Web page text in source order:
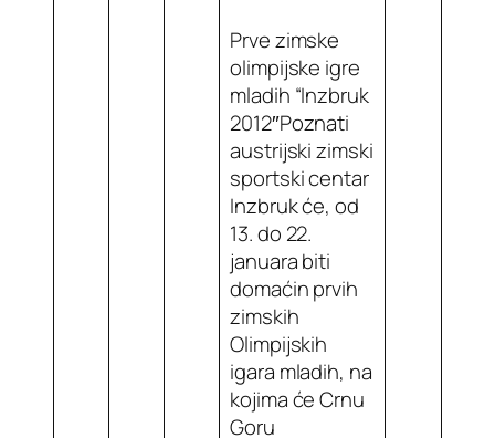
Prve zimske
olimpijske igre
mladih “Inzbruk
2012″Poznati
austrijski zimski
sportski centar
Inzbruk će, od
13. do 22.
januara biti
domaćin prvih
zimskih
Olimpijskih
igara mladih, na
kojima će Crnu
Goru